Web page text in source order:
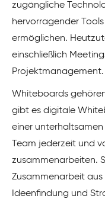
zugängliche
hervorragender
ermöglichen.
einschließlich
Projektmanagement.
Whiteboards
gibt es digitale
einer unterhaltsamen
Team jederzeit und
zusammenarbeiten.
Zusammenarbeit
Ideenfindung und